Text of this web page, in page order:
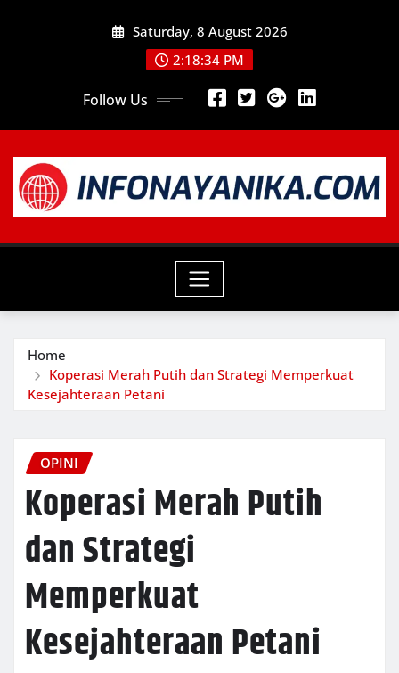
Saturday, 8 August 2026
2:18:35 PM
Follow Us
Home
Koperasi Merah Putih dan Strategi Memperkuat
Kesejahteraan Petani
OPINI
Koperasi Merah Putih
dan Strategi
Memperkuat
Kesejahteraan Petani